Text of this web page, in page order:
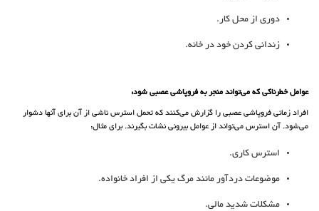
دوری از محل کار.
زندانی کردن خود در خانه.
عوامل خطرناکی که می‌تواند منجر به فروپاشی عصبی شود:
افراد زمانی فروپاشی عصبی را گزارش می‌کنند که تحمل استرس ناشی از آن برای آنها دشوار
می‌شود. آن استرس می‌تواند از عوامل بیرونی نشات بگیرند. برای مثال:
استرس کاری.
موضوعات دردآور مانند مرگ یکی از افراد خانواده.
مشکلات شدید مالی.